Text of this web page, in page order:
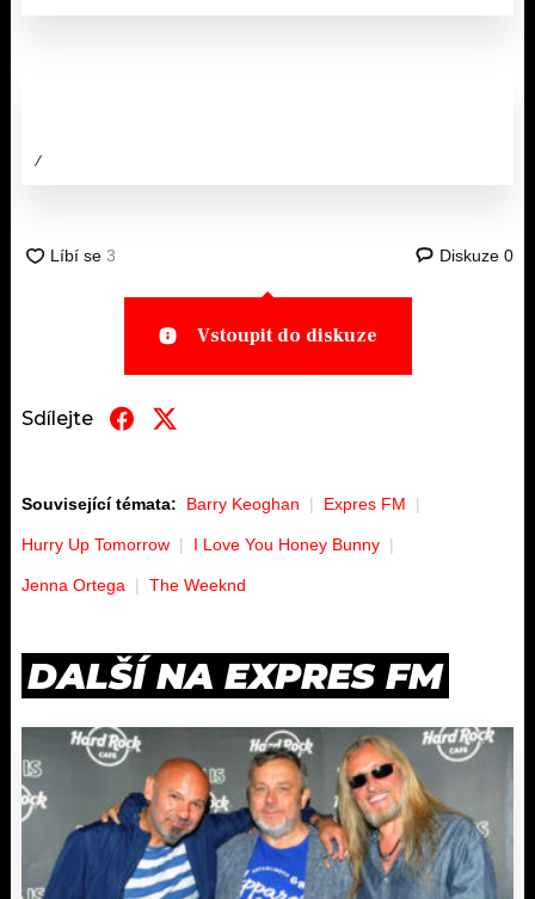
/
Diskuze 0
Vstoupit do diskuze
Sdílejte
Související témata: Barry Keoghan Expres FM
Hurry Up Tomorrow I Love You Honey Bunny
Jenna Ortega The Weeknd
DALŠÍ NA EXPRES FM